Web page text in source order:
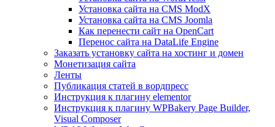
Установка сайта на CMS ModX
Установка сайта на CMS Joomla
Как перенести сайт на OpenCart
Перенос сайта на DataLife Engine
Заказать установку сайта на хостинг и домен
Монетизация сайта
Ленты
Публикация статей в вордпресс
Инструкция к плагину elementor
Инструкция к плагину WPBakery Page Builder,
Visual Composer